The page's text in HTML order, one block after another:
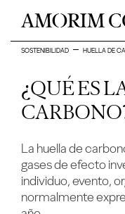
SOSTENIBILIDAD HUELLA DE
¿QUÉ ES
La huella de
gases de efecto
individuo, evento,
normalmente